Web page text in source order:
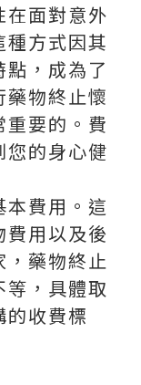
在面對意外
種方式因其
，成為了
物終止懷
要的。費
您的身心健
費用。這
用以及後
，藥物終止
，具體取
收費標